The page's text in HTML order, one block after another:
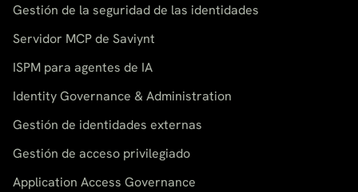
Gestión de la seguridad de las identidades
Servidor MCP de Saviynt
ISPM para agentes de IA
Identity Governance & Administration
Gestión de identidades externas
Gestión de acceso privilegiado
Application Access Governance